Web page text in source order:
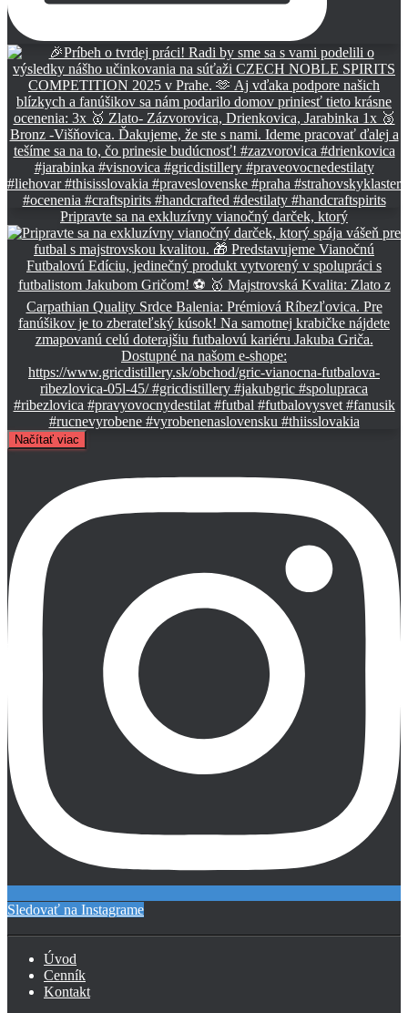
Pripravte sa na exkluzívny vianočný darček, ktorý
Načítať viac
Sledovať na Instagrame
Úvod
Cenník
Kontakt